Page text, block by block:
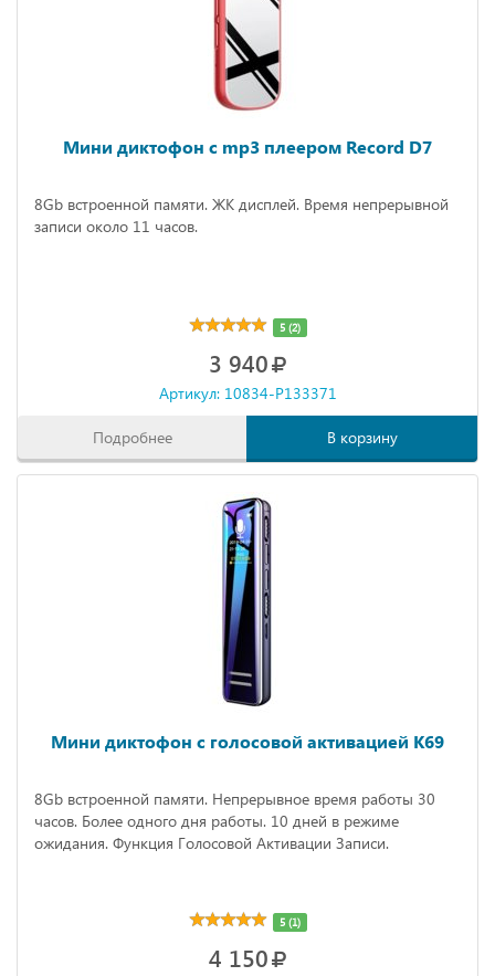
Мини диктофон с mp3 плеером Record D7
8Gb встроенной памяти. ЖК дисплей. Время непрерывной
записи около 11 часов.
5 (2)
3 940
Артикул: 10834-P133371
Подробнее В корзину
Мини диктофон с голосовой активацией K69
8Gb встроенной памяти. Непрерывное время работы 30
часов. Более одного дня работы. 10 дней в режиме
ожидания. Функция Голосовой Активации Записи.
5 (1)
4 150